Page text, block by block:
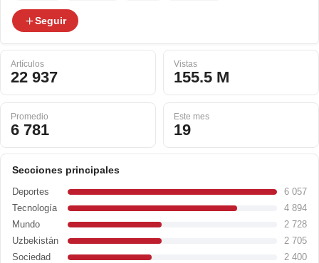
Seguir
Artículos
22 937
Vistas
155.5 M
Promedio
6 781
Este mes
19
Secciones principales
Deportes 6 057
Tecnología 4 894
Mundo 2 728
Uzbekistán 2 705
Sociedad 2 400